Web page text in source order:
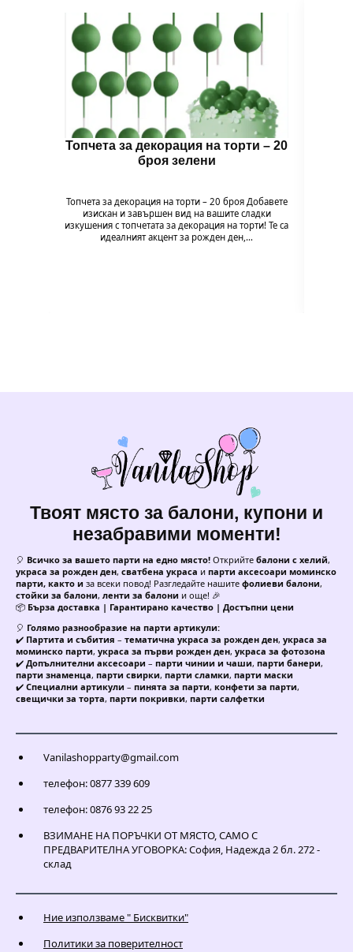
Топчета за декорация на торти – 20
броя зелени
Топчета за декорация на торти – 20 броя Добавете
изискан и завършен вид на вашите сладки
изкушения с топчетата за декорация на торти! Те са
идеалният акцент за рожден ден,…
Твоят място за балони, купони и
незабравими моменти!
🎈 Всичко за вашето парти на едно място! Открийте балони с хелий,
украса за рожден ден, сватбена украса и парти аксесоари моминско
парти, както и за всеки повод! Разгледайте нашите фолиеви балони,
стойки за балони, ленти за балони и още! 🎉
📦 Бърза доставка | Гарантирано качество | Достъпни цени
🎈 Голямо разнообразие на парти артикули:
✔️ Партита и събития – тематична украса за рожден ден, украса за
моминско парти, украса за първи рожден ден, украса за фотозона
✔️ Допълнителни аксесоари – парти чинии и чаши, парти банери,
парти знаменца, парти свирки, парти сламки, парти маски
✔️ Специални артикули – пинята за парти, конфети за парти,
свещички за торта, парти покривки, парти салфетки
Vanilashopparty@gmail.com
телефон: 0877 339 609
телефон: 0876 93 22 25
ВЗИМАНЕ НА ПОРЪЧКИ ОТ МЯСТО, САМО С
ПРЕДВАРИТЕЛНА УГОВОРКА: София, Надежда 2 бл. 272 -
склад
Ние използваме " Бисквитки"
Политики за поверителност